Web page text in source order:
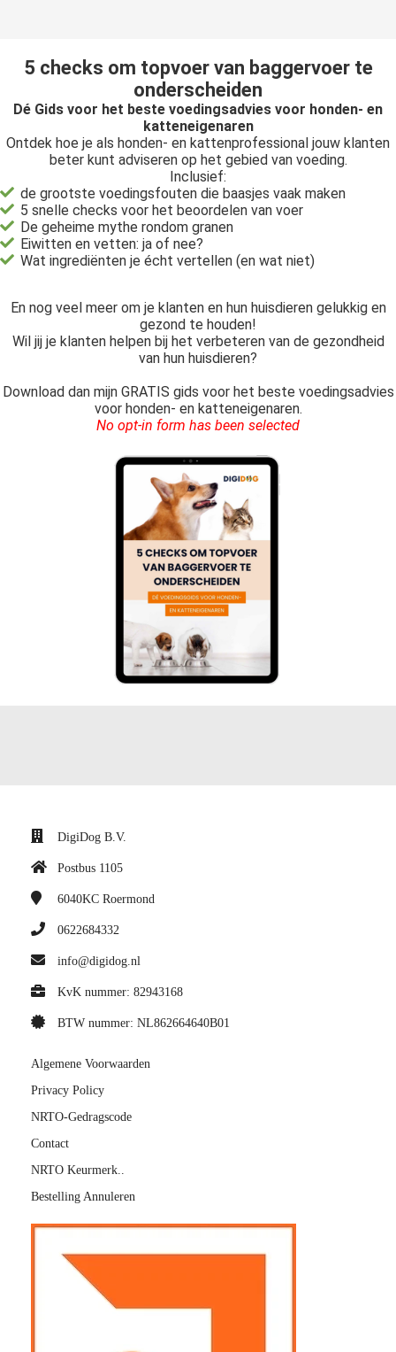
5 checks om topvoer van baggervoer te
onderscheiden
Dé Gids voor het beste voedingsadvies voor honden- en
katteneigenaren
Ontdek hoe je als honden- en kattenprofessional jouw klanten
beter kunt adviseren op het gebied van voeding.
Inclusief:
de grootste voedingsfouten die baasjes vaak maken
5 snelle checks voor het beoordelen van voer
De geheime mythe rondom granen
Eiwitten en vetten: ja of nee?
Wat ingrediënten je écht vertellen (en wat niet)
En nog veel meer om je klanten en hun huisdieren gelukkig en
gezond te houden!
Wil jij je klanten helpen bij het verbeteren van de gezondheid
van hun huisdieren?
Download dan mijn GRATIS gids voor het beste voedingsadvies
voor honden- en katteneigenaren.
No opt-in form has been selected
DigiDog B.V.
Postbus 1105
6040KC Roermond
0622684332
info@digidog.nl
KvK nummer: 82943168
BTW nummer: NL862664640B01
Algemene Voorwaarden
Privacy Policy
NRTO-Gedragscode
Contact
NRTO Keurmerk..
Bestelling Annuleren